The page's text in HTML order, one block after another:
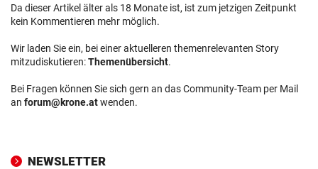
Da dieser Artikel älter als 18 Monate ist, ist zum jetzigen Zeitpunkt
kein Kommentieren mehr möglich.
Wir laden Sie ein, bei einer aktuelleren themenrelevanten Story
mitzudiskutieren:Themenübersicht.
Bei Fragen können Sie sich gern an das Community-Team per Mail
an forum@krone.atwenden.
NEWSLETTER